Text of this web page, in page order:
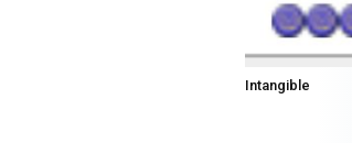
Intangible